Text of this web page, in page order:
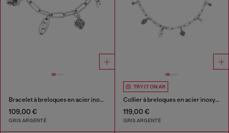
Bracelet à breloques en acier inoxydable
109,00 €
GRIS ARGENTÉ
TRY IT ON AR
Collier à breloques en acier inoxydable
119,00 €
GRIS ARGENTÉ